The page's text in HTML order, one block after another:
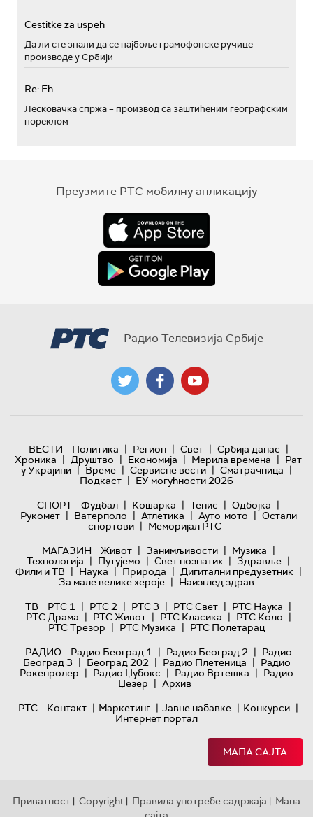
Cestitke za uspeh
Да ли сте знали да се најбоље грамофонске ручице
производе у Србији
Re: Eh...
Лесковачка спржа – производ са заштићеним географским
пореклом
Преузмите РТС мобилну апликацију
Радио Телевизија Србије
ВЕСТИ Политика | Регион | Свет | Србија данас |
Хроника | Друштво | Економија | Мерила времена | Рат
у Украјини | Време | Сервисне вести | Сматрачница |
Подкаст | ЕУ могућности 2026
СПОРТ
Фудбал | Кошарка | Тенис | Одбојка |
Рукомет | Ватерполо | Атлетика | Ауто-мото | Остали
спортови | Меморијал РТС
МАГАЗИН
Живот | Занимљивости | Музика |
Технологијa | Путујемо | Свет познатих | Здравље |
Филм и ТВ | Наука | Природа | Дигитални предузетник |
За мале велике хероје | Наизглед здрав
ТВ
РТС 1 | РТС 2 | РТС 3 | РТС Свет | РТС Наука |
РТС Драма | РТС Живот | РТС Класика | РТС Коло |
РТС Трезор | РТС Музика | РТС Полетарац
РАДИО
Радио Београд 1 | Радио Београд 2 | Радио
Београд 3 | Београд 202 | Радио Плетеница | Радио
Рокенролер | Радио Џубокс | Радио Вртешка | Радио
Џезер | Архив
РТС
Контакт | Маркетинг | Јавне набавке | Конкурси |
Интернет портал
МАПА САЈТА
Приватност | Copyright | Правила употребе садржаја | Мапа